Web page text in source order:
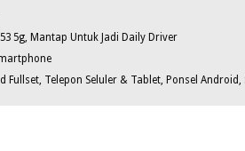
5g, Mantap Untuk Jadi Daily Driver
Fullset, Telepon Seluler & Tablet, Ponsel Android,